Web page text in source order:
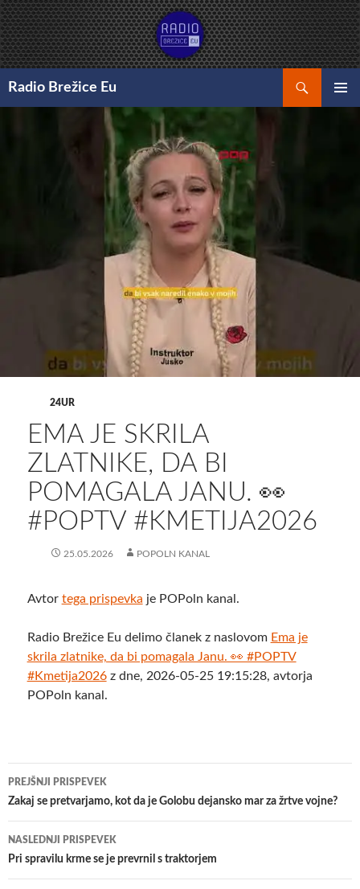
Preskoči
na
vsebino
Radio Brežice Eu
24UR
EMA JE SKRILA
ZLATNIKE, DA BI
POMAGALA JANU. 👀
#POPTV #KMETIJA2026
25.05.2026 POPOLN KANAL
Avtor tega prispevka je POPoln kanal.
Radio Brežice Eu delimo članek z naslovom Ema je
skrila zlatnike, da bi pomagala Janu. 👀 #POPTV
#Kmetija2026z dne, 2026-05-25 19:15:28, avtorja
POPoln kanal.
Krmarjenje
po
prispevkih
PREJŠNJI PRISPEVEK
Zakaj se pretvarjamo, kot da je Golobu dejansko mar za žrtve vojne?
NASLEDNJI PRISPEVEK
Pri spravilu krme se je prevrnil s traktorjem